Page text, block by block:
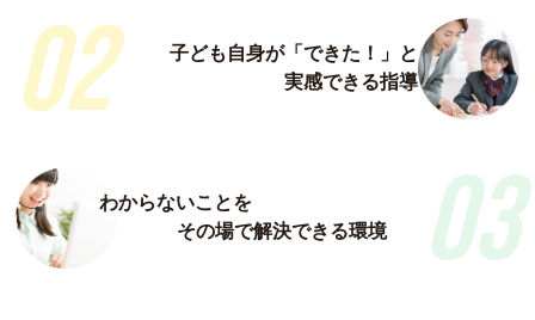
02
子ども自身が「できた！」と
実感できる指導
03
わからないことを
その場で解決できる環境